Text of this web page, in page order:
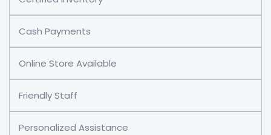
Cash Payments
Online Store Available
Friendly Staff
Personalized Assistance